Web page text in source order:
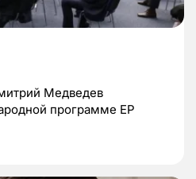
Медведев
программе ЕР